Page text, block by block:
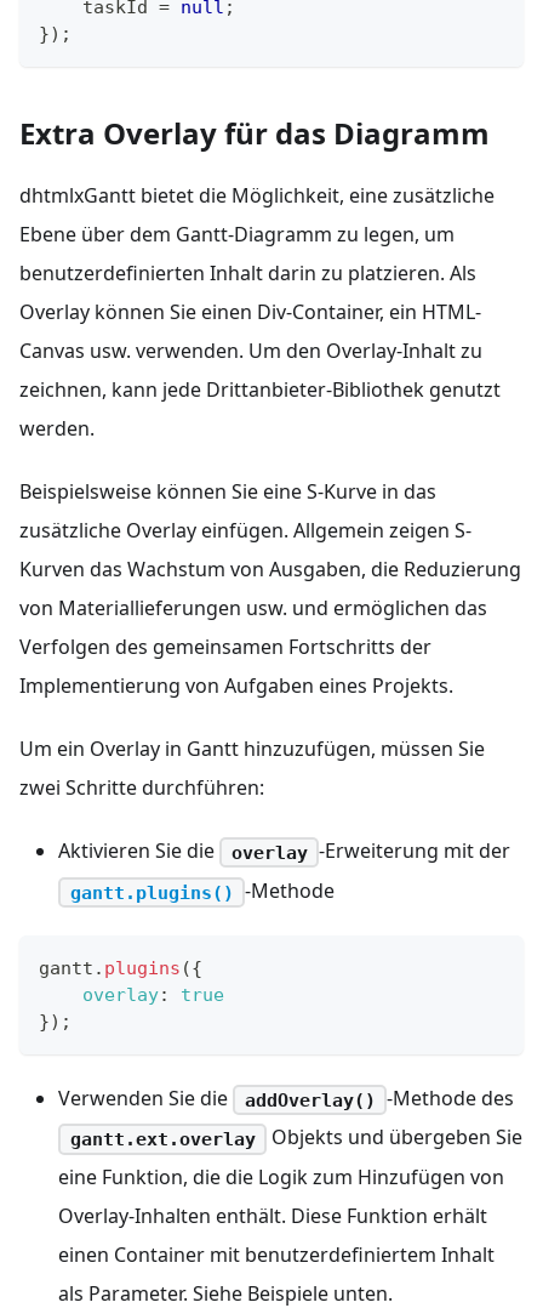
    taskId
= null ;
}) ;
Extra Overlay für das Diagramm
dhtmlxGantt bietet die Möglichkeit, eine zusätzliche
Ebene über dem Gantt-Diagramm zu legen, um
benutzerdefinierten Inhalt darin zu platzieren. Als
Overlay können Sie einen Div-Container, ein HTML-
Canvas usw. verwenden. Um den Overlay-Inhalt zu
zeichnen, kann jede Drittanbieter-Bibliothek genutzt
werden.
Beispielsweise können Sie eine S-Kurve in das
zusätzliche Overlay einfügen. Allgemein zeigen S-
Kurven das Wachstum von Ausgaben, die Reduzierung
von Materiallieferungen usw. und ermöglichen das
Verfolgen des gemeinsamen Fortschritts der
Implementierung von Aufgaben eines Projekts.
Um ein Overlay in Gantt hinzuzufügen, müssen Sie
zwei Schritte durchführen:
Aktivieren Sie die overlay -Erweiterung mit der
gantt.plugins() -Methode
gantt . plugins ({
overlay:
true
}) ;
Verwenden Sie die addOverlay() -Methode des
gantt.ext.overlay
Objekts und übergeben Sie
eine Funktion, die die Logik zum Hinzufügen von
Overlay-Inhalten enthält. Diese Funktion erhält
einen Container mit benutzerdefiniertem Inhalt
als Parameter. Siehe Beispiele unten.